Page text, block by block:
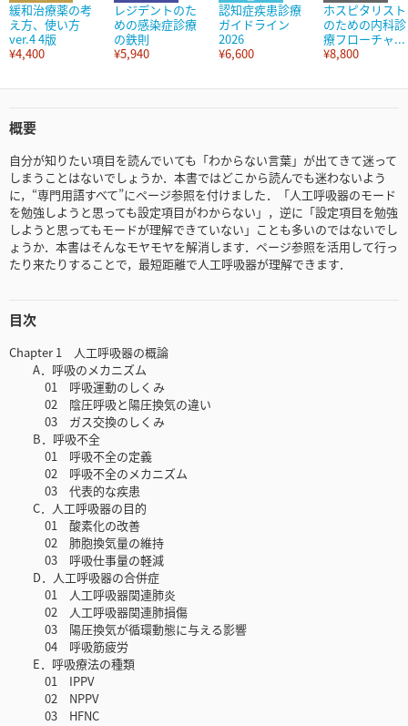
緩和治療薬の考
え方、使い方
ver.4 4版
¥4,400
レジデントのた
めの感染症診療
の鉄則
¥5,940
認知症疾患診療
ガイドライン
2026
¥6,600
ホスピタリスト
のための内科診
療フローチャ...
¥8,800
概要
自分が知りたい項目を読んでいても「わからない言葉」が出てきて迷って
しまうことはないでしょうか．本書ではどこから読んでも迷わないよう
に，“専門用語すべて”にページ参照を付けました．「人工呼吸器のモード
を勉強しようと思っても設定項目がわからない」，逆に「設定項目を勉強
しようと思ってもモードが理解できていない」ことも多いのではないでし
ょうか．本書はそんなモヤモヤを解消します．ページ参照を活用して行っ
たり来たりすることで，最短距離で人工呼吸器が理解できます．
目次
Chapter 1 人工呼吸器の概論
A．呼吸のメカニズム
01 呼吸運動のしくみ
02 陰圧呼吸と陽圧換気の違い
03 ガス交換のしくみ
B．呼吸不全
01 呼吸不全の定義
02 呼吸不全のメカニズム
03 代表的な疾患
C．人工呼吸器の目的
01 酸素化の改善
02 肺胞換気量の維持
03 呼吸仕事量の軽減
D．人工呼吸器の合併症
01 人工呼吸器関連肺炎
02 人工呼吸器関連肺損傷
03 陽圧換気が循環動態に与える影響
04 呼吸筋疲労
E．呼吸療法の種類
01 IPPV
02 NPPV
03 HFNC